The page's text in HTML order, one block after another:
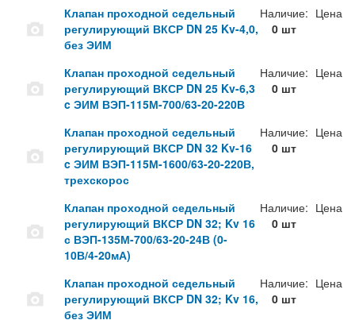
Клапан проходной седельный
регулирующий ВКСР DN 25 Kv-4,0,
без ЭИМ
Наличие:
0 шт
Цена
Клапан проходной седельный
регулирующий ВКСР DN 25 Kv-6,3
c ЭИМ ВЭП-115М-700/63-20-220В
Наличие:
0 шт
Цена
Клапан проходной седельный
регулирующий ВКСР DN 32 Kv-16
c ЭИМ ВЭП-115М-1600/63-20-220В,
трехскорос
Наличие:
0 шт
Цена
Клапан проходной седельный
регулирующий ВКСР DN 32; Kv 16
с ВЭП-135М-700/63-20-24В (0-
10В/4-20мА)
Наличие:
0 шт
Цена
Клапан проходной седельный
регулирующий ВКСР DN 32; Kv 16,
без ЭИМ
Наличие:
0 шт
Цена